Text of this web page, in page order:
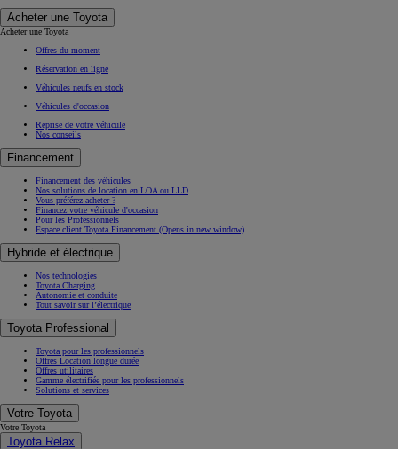
Acheter une Toyota
Acheter une Toyota
Offres du moment
Réservation en ligne
Véhicules neufs en stock
Véhicules d'occasion
Reprise de votre véhicule
Nos conseils
Financement
Financement des véhicules
Nos solutions de location en LOA ou LLD
Vous préférez acheter ?
Financez votre véhicule d'occasion
Pour les Professionnels
Espace client Toyota Financement (Opens in new window)
Hybride et électrique
Nos technologies
Toyota Charging
Autonomie et conduite
Tout savoir sur l’électrique
Toyota Professional
Toyota pour les professionnels
Offres Location longue durée
Offres utilitaires
Gamme électrifiée pour les professionnels
Solutions et services
Votre Toyota
Votre Toyota
Toyota Relax